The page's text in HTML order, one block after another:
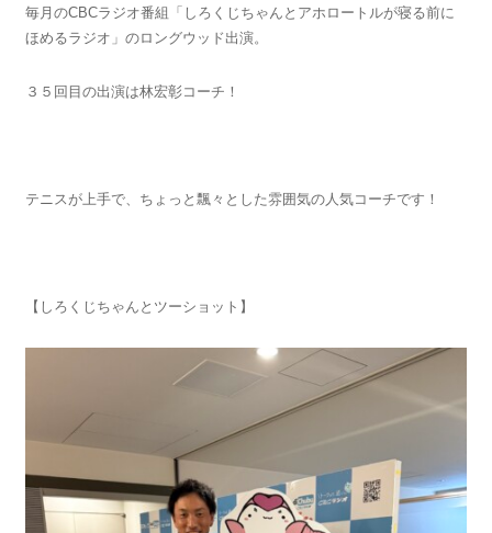
毎月のCBCラジオ番組「しろくじちゃんとアホロートルが寝る前に
ほめるラジオ」のロングウッド出演。
３５回目の出演は林宏彰コーチ！
テニスが上手で、ちょっと飄々とした雰囲気の人気コーチです！
【しろくじちゃんとツーショット】